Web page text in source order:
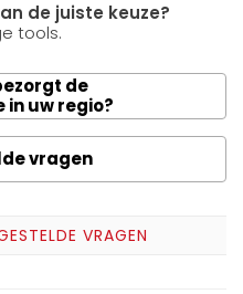
de juiste keuze?
tools.
de
uw regio?
vragen
VRAGEN